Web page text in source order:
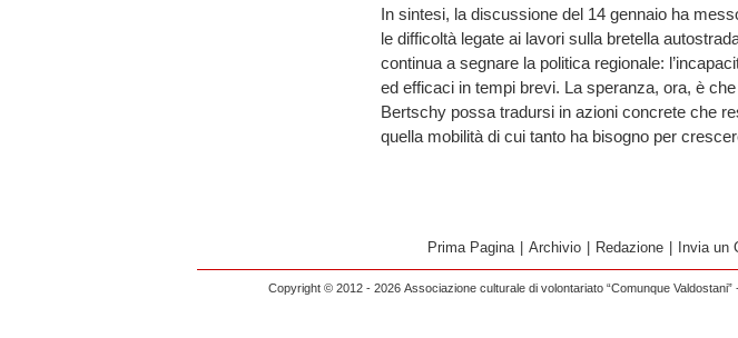
In sintesi, la discussione del 14 gennaio ha
le difficoltà legate ai lavori sulla bretella
continua a segnare la politica regionale:
ed efficaci in tempi brevi. La speranza, ora, è
Bertschy possa tradursi in azioni concrete che
quella mobilità di cui tanto ha bisogno per
Prima Pagina Archivio Redazione Invia un
Copyright © 2012 - 2026 Associazione culturale di volontariato “Comunque